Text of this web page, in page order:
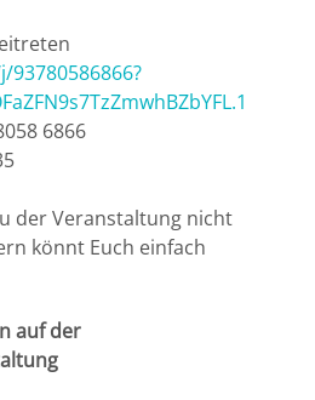
6866
der Veranstaltung nicht
könnt Euch einfach
auf der